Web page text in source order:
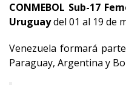
CONMEBOL Sub-17
Uruguaydel 01 al 19 de
Venezuela formará
Paraguay, Argentina y